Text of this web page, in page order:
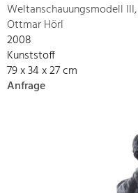
Weltanschauungsmodell
Ottmar Hörl
2008
Kunststoff
79 x 34 x 27 cm
Anfrage